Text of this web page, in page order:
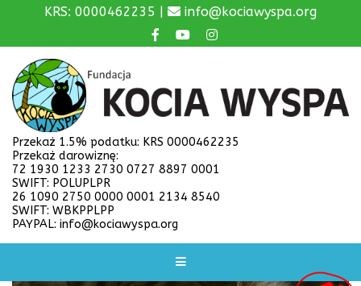
KRS: 0000462235 | info@kociawyspa.org
Przekaż 1.5% podatku: KRS 0000462235
Przekaż darowiznę:
72 1930 1233 2730 0727 8897 0001
SWIFT: POLUPLPR
26 1090 2750 0000 0001 2134 8540
SWIFT: WBKPPLPP
PAYPAL: info@kociawyspa.org